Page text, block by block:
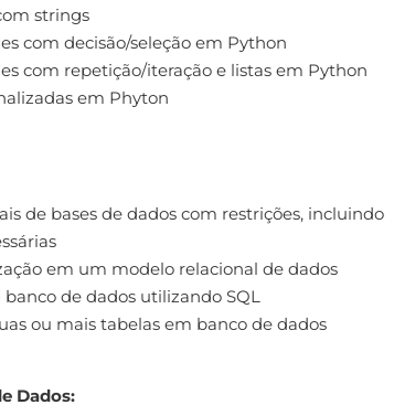
strings
com decisão/seleção em Python
com repetição/iteração e listas em Python
em Phyton
de bases de dados com restrições, incluindo
em um modelo relacional de dados
de dados utilizando SQL
ou mais tabelas em banco de dados
Dados: